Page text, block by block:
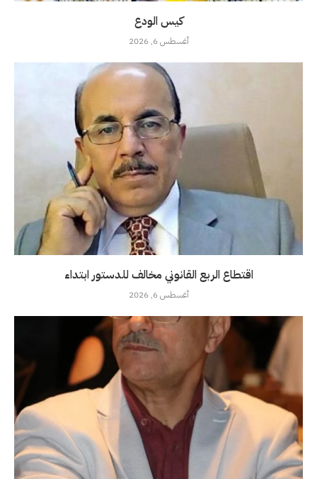
كيس الودع
أغسطس 6, 2026
اقتطاع الربع القانوني مخالف للدستور ابتداء
أغسطس 6, 2026